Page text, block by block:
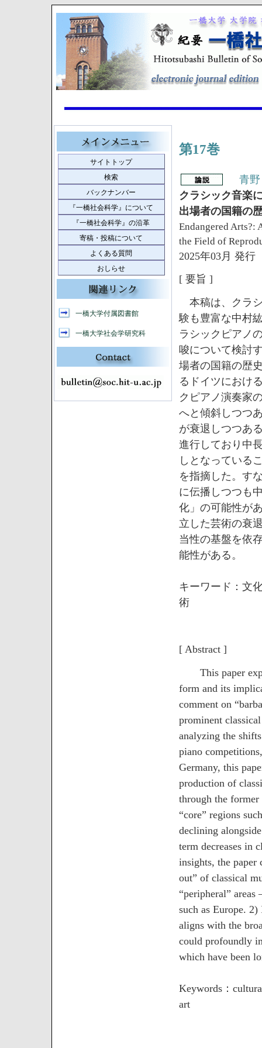
サイトトップ
検索
バックナンバー
『一橋社会科学』について
『一橋社会科学』の沿革
寄稿・投稿について
よくある質問
おしらせ
一橋大学付属図書館
一橋大学社会学研究科
第17巻
青
クラシック音楽
出場者の国籍の
Endangered Arts?:
the Field of
2025年03月 発行
[ 要旨 ]
本稿は、クラ
験も豊富な中村
ラシックピアノ
唆について検討
場者の国籍の歴
るドイツにおけ
クピアノ演奏家
へと傾斜しつつ
が衰退しつつあ
進行しており中
しとなっている
を指摘した。す
に伝播しつつも
化」の可能性が
立した芸術の衰
当性の基盤を依
能性がある。
キーワード：
術
[ Abstract ]
This paper
form and its
comment on
prominent
analyzing the
piano
Germany, this
production of
through the
“core” regions
declining
term decreases in
insights, the paper
out” of classical
“peripheral”
such as Europe.
aligns with the
could profoundly
which have been
Keywords：
art